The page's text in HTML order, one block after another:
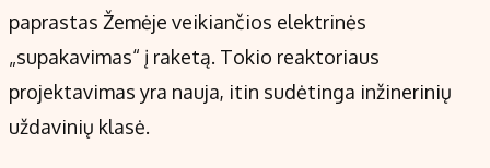
paprastas Žemėje veikiančios elektrinės
„supakavimas“ į raketą. Tokio reaktoriaus
projektavimas yra nauja, itin sudėtinga inžinerinių
uždavinių klasė.